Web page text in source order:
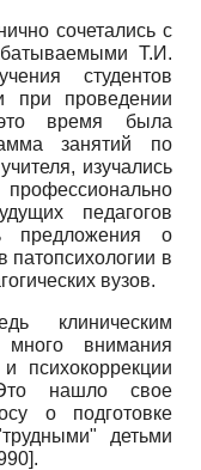
сочетались с
Т.И.
студентов
при проведении
это время была
занятий по
изучались
педагогов
предложения о
патопсихологии в
вузов.
клиническим
внимания
психокоррекции
нашло свое
о подготовке
детьми
].